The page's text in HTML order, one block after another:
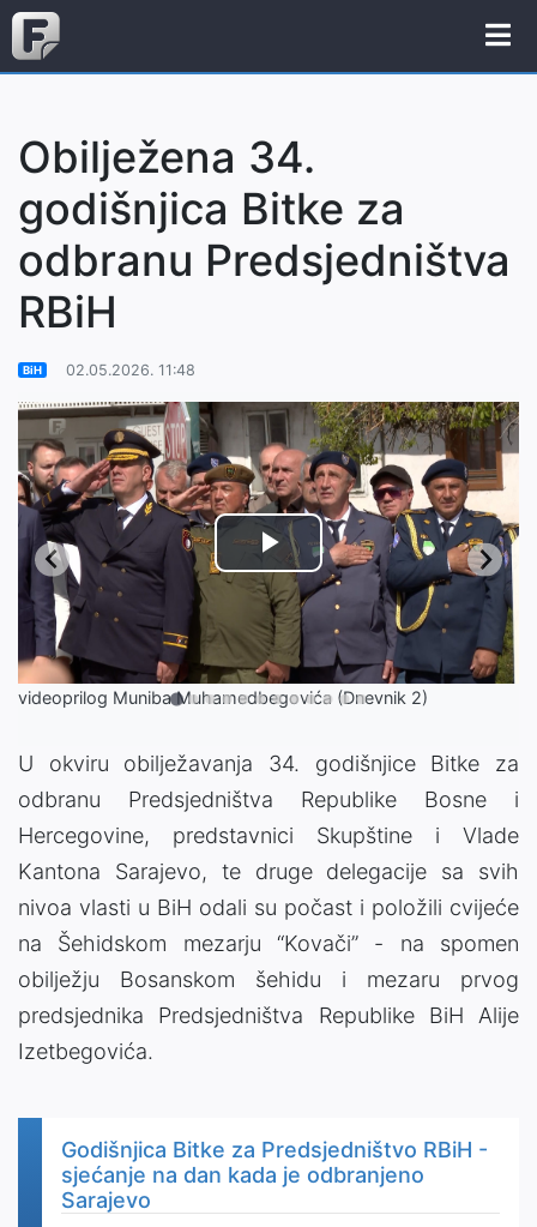
Obilježena 34.
godišnjica Bitke za
odbranu Predsjedništva
RBiH
BiH 02.05.2026. 11:48
videoprilog Muniba Muhamedbegovića (Dnevnik 2)
Play
Video
U okviru obilježavanja 34. godišnjice Bitke za
odbranu Predsjedništva Republike Bosne i
Hercegovine, predstavnici Skupštine i Vlade
Kantona Sarajevo, te druge delegacije sa svih
nivoa vlasti u BiH odali su počast i položili cvijeće
na Šehidskom mezarju “Kovači” - na spomen
obilježju Bosanskom šehidu i mezaru prvog
predsjednika Predsjedništva Republike BiH Alije
Izetbegovića.
Godišnjica Bitke za Predsjedništvo RBiH -
sjećanje na dan kada je odbranjeno
Sarajevo